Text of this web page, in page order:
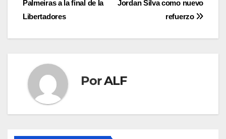
de
entradas
Jordan Silva como nuevo
refuerzo
Palmeiras a la final de la
Libertadores
PorALF